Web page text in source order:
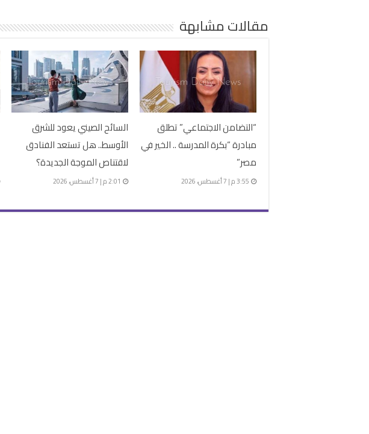
مقالات مشابهة
“التضامن الاجتماعي” تطلق
مبادرة “بكرة المدرسة .. الخير في
مصر”
3:55 م | 7 أغسطس، 2026
السائح الصيني يعود للشرق
الأوسط.. هل تستعد الفنادق
لاقتناص الموجة الجديدة؟
2:01 م | 7 أغسطس، 2026